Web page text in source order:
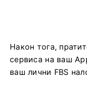
Након тога,
сервиса на ваш
ваш лични FBS